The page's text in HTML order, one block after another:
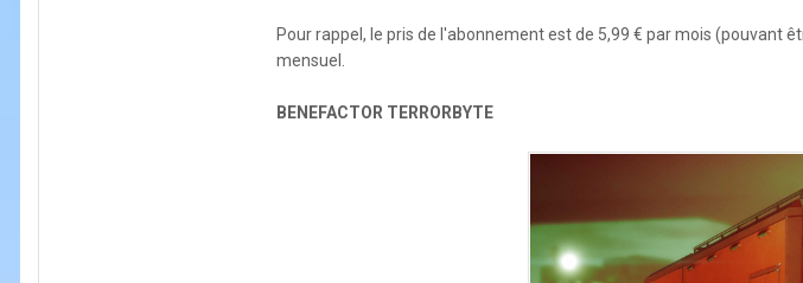
Pour rappel, le pris de l'abonnement est de 5,99 € par mois
mensuel.
BENEFACTOR TERRORBYTE